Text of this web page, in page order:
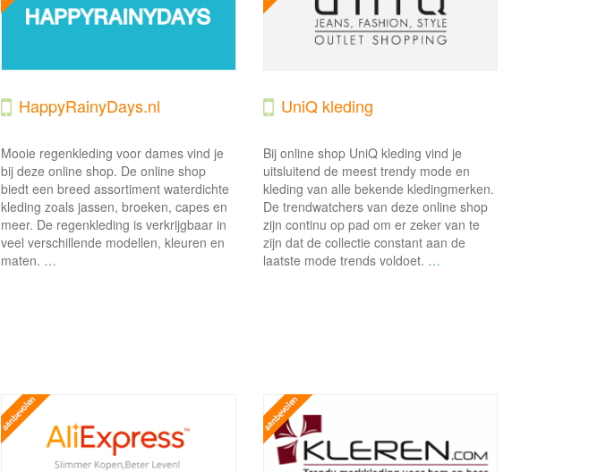
HappyRainyDays.nl
Mooie regenkleding voor dames vind je
bij deze online shop. De online shop
biedt een breed assortiment waterdichte
kleding zoals jassen, broeken, capes en
meer. De regenkleding is verkrijgbaar in
veel verschillende modellen, kleuren en
maten. …
UniQ kleding
Bij online shop UniQ kleding vind je
uitsluitend de meest trendy mode en
kleding van alle bekende kledingmerken.
De trendwatchers van deze online shop
zijn continu op pad om er zeker van te
zijn dat de collectie constant aan de
laatste mode trends voldoet. …